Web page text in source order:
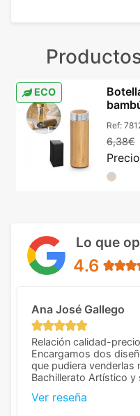
ECO
Ref:
6,38€
Lo que
4.6
Ana José Gallego
Relación calidad-
Encargamos dos
que pudiera venderlas
Bachillerato Artístico y
diferencia, con libretas
Ver reseña